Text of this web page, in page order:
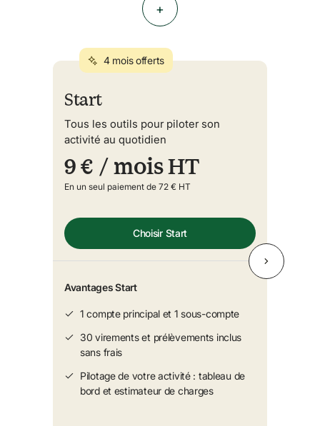
+
4 mois offerts
Start
Tous les outils pour piloter son
activité au quotidien
9 € / mois HT
En un seul paiement de 72 € HT
Choisir Start
Avantages Start
1 compte principal et 1 sous-compte
30 virements et prélèvements inclus
sans frais
Pilotage de votre activité : tableau de
bord et estimateur de charges